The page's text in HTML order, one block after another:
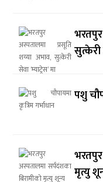
सुत्केरी
पशु
मृत्यु